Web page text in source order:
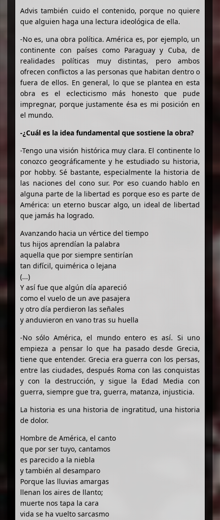
Advis también cuido el contenido, porque no quiere
que alguien haga una lectura ideológica de ella.
-No es, una obra política. América es, por ejemplo, un
continente con países como Paraguay y Cuba, de
realidades políticas muy distintas, pero ambos
ofrecen conflictos a las personas que habitan dentro o
fuera de ellos. En general, lo que se plantea en esta
obra es el eclecticismo más honesto que pude
impregnar, porque justamente ésa es mi posición en
el mundo.
-¿Cuál es la idea fundamental que sostiene la obra?
-Tengo una visión histórica muy clara. El continente lo
conozco geográficamente y he estudiado su historia,
por hobby. Sé bastante, especialmente la historia de
las naciones del cono sur. Por eso cuando hablo en
alguna parte de la libertad es porque eso es parte de
América: un eterno buscar algo, un ideal de libertad
que jamás ha logrado.
Avanzando hacia un vértice del tiempo
tus hijos aprendían la palabra
aquella que por siempre sentirían
tan difícil, quimérica o lejana
(...)
Y así fue que algún día apareció
como el vuelo de un ave pasajera
y otro día perdieron las señales
y anduvieron en vano tras su huella
-No sólo América, el mundo entero es así. Si uno
empieza a pensar lo que ha pasado desde Grecia,
tiene que entender. Grecia era guerra con los persas,
entre las ciudades, después Roma con las conquistas
y con la destrucción, y sigue la Edad Media con
guerra, siempre gue tra, guerra, matanza, injusticia.
La historia es una historia de ingratitud, una historia
de dolor.
Hombre de América, el canto
que por ser tuyo, cantamos
es parecido a la niebla
y también al desamparo
Porque las lluvias amargas
llenan los aires de llanto;
muerte nos tapa la cara
vida se ha vuelto sarcasmo